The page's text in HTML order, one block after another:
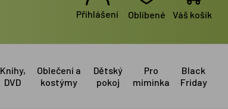
Přihlášení Oblíbené Váš košík
Knihy,
DVD
Oblečení a
kostýmy
Dětský
pokoj
Pro
miminka
Black
Friday